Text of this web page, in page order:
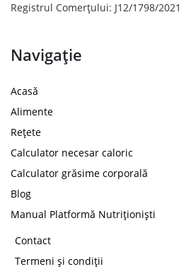
Registrul Comerțului: J12/1798/2021
Navigație
Acasă
Alimente
Rețete
Calculator necesar caloric
Calculator grăsime corporală
Blog
Manual Platformă Nutriționiști
Contact
Termeni și condiții